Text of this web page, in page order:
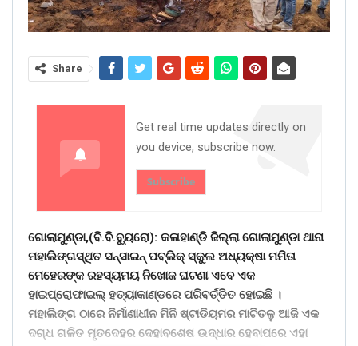
Share
Get real time updates directly on
you device, subscribe now.
Subscribe
ଗୋଲାମୁଣ୍ଡା,(ବି.ବି.ବୁ୍ୟରୋ): କଳାହାଣ୍ଡି ଜିଲ୍ଲା ଗୋଲାମୁଣ୍ଡା ଥାନା
ମହାଲିଙ୍ଗସ୍ଥିତ ସନ୍ସାଇନ୍ ପବ୍ଲିକ୍ ସ୍କୁଲ ଅଧ୍ୟକ୍ଷା ମମିତା
ମେହେରଙ୍କ ରହସ୍ୟମୟ ନିଖୋଜ ଘଟଣା ଏବେ ଏକ
ହାଇପ୍ରୋଫାଇଲ୍ ହତ୍ୟାକାଣ୍ଡରେ ପରିବର୍ତ୍ତିତ ହୋଇଛି ।
ମହାଲିଙ୍ଗ ଠାରେ ନିର୍ମାଣାଧୀନ ମିନି ଷ୍ଟାଡିୟମର ମାଟିତଳୁ ଆଜି ଏକ
ଦଗ୍ଧ ଗଳିତ ମୃତଦେହର ଦେହାବଶେଷ ଉଦ୍ଧାର ହେବାପରେ ଏହା